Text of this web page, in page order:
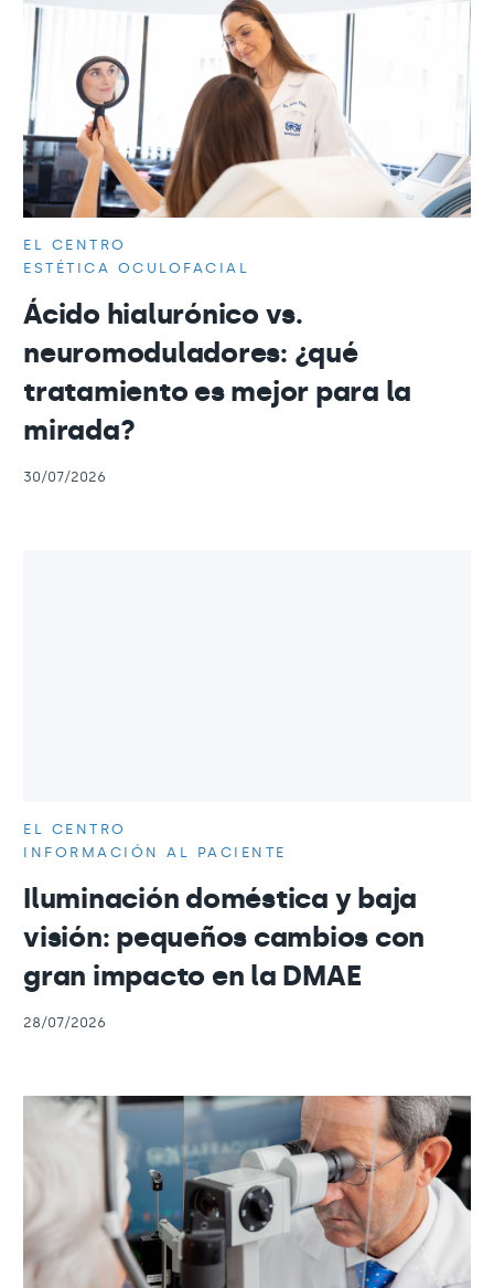
EL CENTRO
ESTÉTICA OCULOFACIAL
Ácido hialurónico vs.
neuromoduladores: ¿qué
tratamiento es mejor para la
mirada?
30/07/2026
EL CENTRO
INFORMACIÓN AL PACIENTE
Iluminación doméstica y baja
visión: pequeños cambios con
gran impacto en la DMAE
28/07/2026